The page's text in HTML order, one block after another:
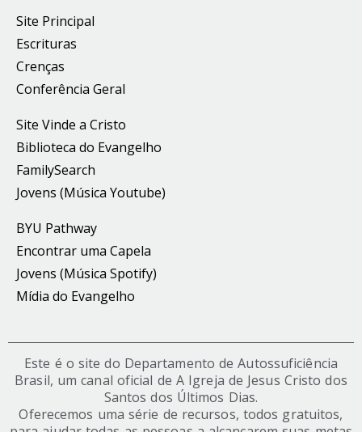
Site Principal
Escrituras
Crenças
Conferência Geral
Site Vinde a Cristo
Biblioteca do Evangelho
FamilySearch
Jovens (Música Youtube)
BYU Pathway
Encontrar uma Capela
Jovens (Música Spotify)
Mídia do Evangelho
Este é o site do Departamento de Autossuficiência
Brasil, um canal oficial de A Igreja de Jesus Cristo dos
Santos dos Últimos Dias.
Oferecemos uma série de recursos, todos gratuitos,